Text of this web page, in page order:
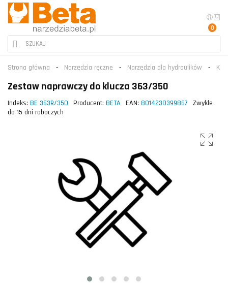
0
Strona główna Narzędzia ręczne Narzędzia dla hydraulików
Zestaw naprawczy do klucza 363/350
Indeks: BE 363R/350 Producent: BETA EAN: 8014230399867
Zwykle
do 15 dni roboczych